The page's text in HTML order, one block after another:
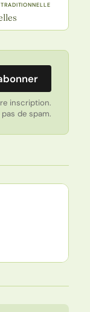
inscription.
de spam.